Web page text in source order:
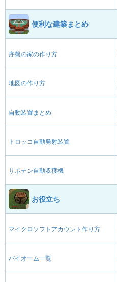
便利な建築まとめ
序盤の家の作り方
地図の作り方
自動装置まとめ
トロッコ自動発射装置
サボテン自動収穫機
お役立ち
マイクロソフトアカウント作り方
バイオーム一覧